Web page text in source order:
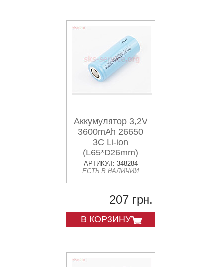
Аккумулятор 3,2V
3600mAh 26650
3C Li-ion
(L65*D26mm)
АРТИКУЛ: 348284
ЕСТЬ В НАЛИЧИИ
207 грн.
В КОРЗИНУ